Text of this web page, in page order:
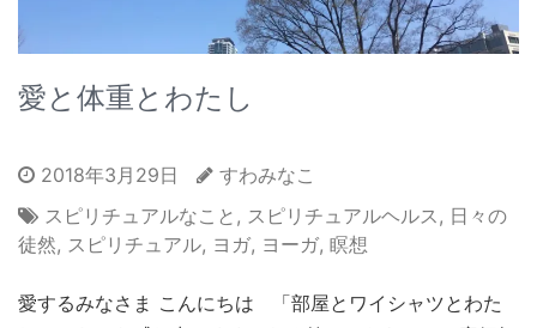
愛と体重とわたし
2018年3月29日
すわみなこ
スピリチュアルなこと , スピリチュアルヘルス , 日々の
徒然, スピリチュアル, ヨガ, ヨーガ, 瞑想
愛するみなさま こんにちは 「部屋とワイシャツとわた